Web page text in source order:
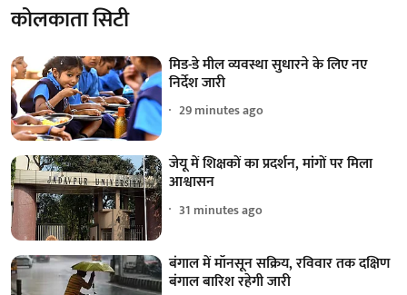
कोलकाता सिटी
मिड-डे मील व्यवस्था सुधारने के लिए नए
निर्देश जारी
29 minutes ago
जेयू में शिक्षकों का प्रदर्शन, मांगों पर मिला
आश्वासन
31 minutes ago
बंगाल में मॉनसून सक्रिय, रविवार तक दक्षिण
बंगाल बारिश रहेगी जारी